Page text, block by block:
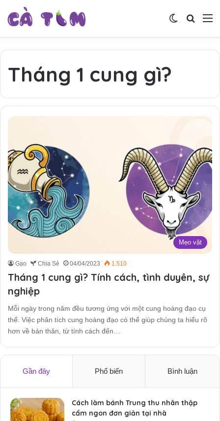
Tìm
Switch skin
Tháng 1 cung gì?
Mẹo vặt
Gạo Chia Sẻ 04/04/2023 1.510
Tháng 1 cung gì? Tính cách, tình duyên, sự
nghiệp
Mỗi ngày trong năm đều tương ứng với một cung hoàng đạo cụ
thể. Việc phân tích cung hoàng đạo có thể giúp chúng ta hiểu rõ
hơn về bản thân, từ tính cách đến…
Gần đây Phổ biến Bình luận
Cách làm bánh Trung thu nhân thập
cẩm ngon đơn giản tại nhà